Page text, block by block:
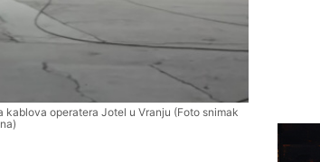
kablova operatera Jotel u Vranju (Foto snimak